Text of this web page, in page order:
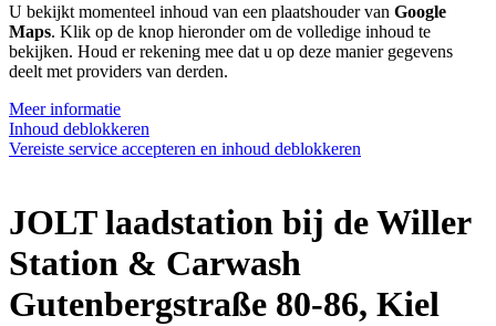
U bekijkt momenteel inhoud van een plaatshouder van Google
Maps. Klik op de knop hieronder om de volledige inhoud te
bekijken. Houd er rekening mee dat u op deze manier gegevens
deelt met providers van derden.
Meer informatie
Inhoud deblokkeren
Vereiste service accepteren en inhoud deblokkeren
JOLT laadstation bij de Willer
Station & Carwash
Gutenbergstraße 80-86, Kiel